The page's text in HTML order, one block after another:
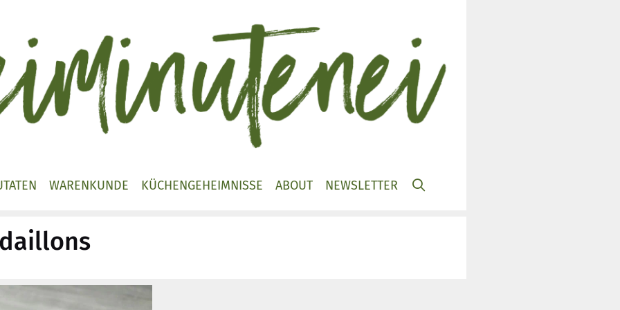
WARENKUNDE KÜCHENGEHEIMNISSE ABOUT NEWSLETTER